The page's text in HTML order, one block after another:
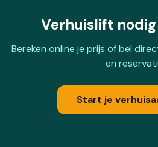
Verhuislift
Bereken online je prijs of bel
en
Start je